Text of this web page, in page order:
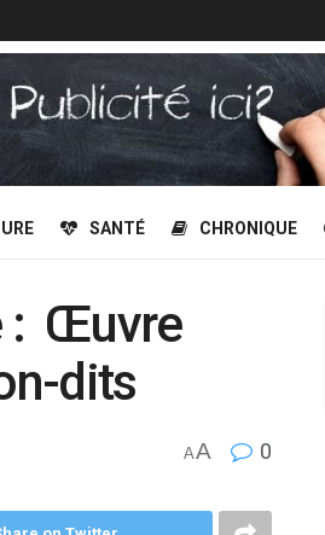
SANTÉ CHRONIQUE
: Œuvre
dits
AA 0